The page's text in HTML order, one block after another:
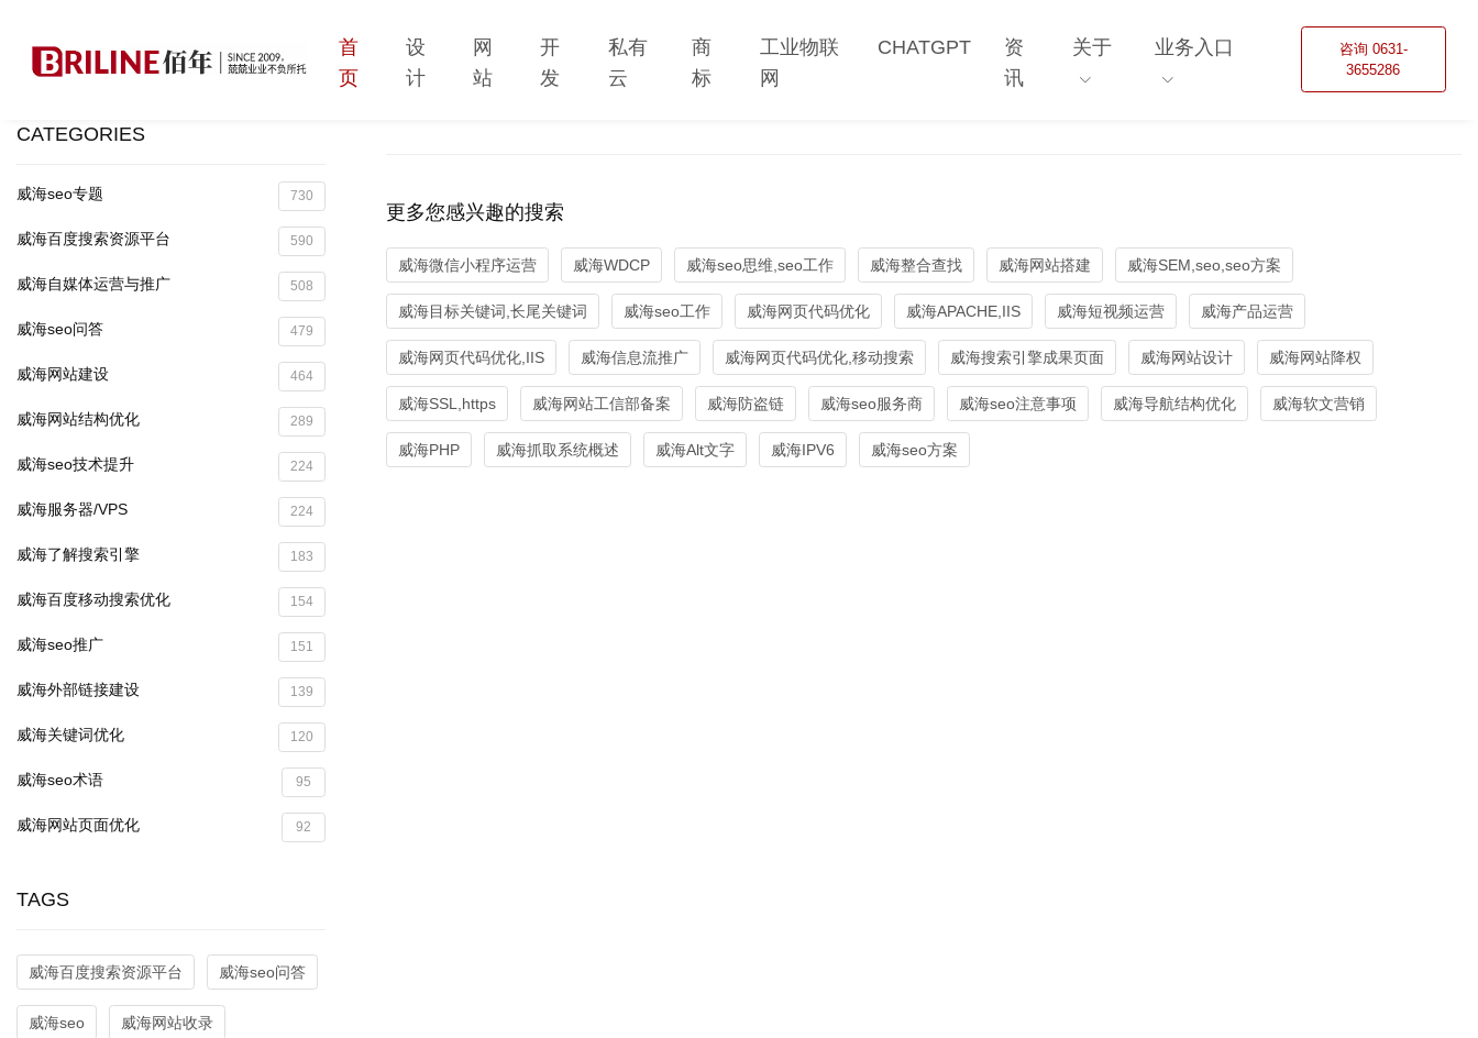
首
页
设
计
网
站
开
发
私有
云
商
标
工业物联
网
CHATGPT
资
讯
关于 业务入口
咨询 0631-
3655286
CATEGORIES
威海seo专题 730
威海百度搜索资源平台 590
威海自媒体运营与推广 508
威海seo问答 479
威海网站建设 464
威海网站结构优化 289
威海seo技术提升 224
威海服务器/VPS 224
威海了解搜索引擎 183
威海百度移动搜索优化 154
威海seo推广 151
威海外部链接建设 139
威海关键词优化 120
威海seo术语 95
威海网站页面优化 92
TAGS
威海百度搜索资源平台 威海seo问答
威海seo 威海网站收录
更多您感兴趣的搜索
威海微信小程序运营 威海WDCP 威海seo思维,seo工作 威海整合查找 威海网站搭建 威海SEM,seo,seo方案
威海目标关键词,长尾关键词 威海seo工作 威海网页代码优化 威海APACHE,IIS 威海短视频运营 威海产品运营
威海网页代码优化,IIS 威海信息流推广 威海网页代码优化,移动搜索 威海搜索引擎成果页面 威海网站设计 威海网站降权
威海SSL,https 威海网站工信部备案 威海防盗链 威海seo服务商 威海seo注意事项 威海导航结构优化 威海软文营销
威海PHP 威海抓取系统概述 威海Alt文字 威海IPV6 威海seo方案